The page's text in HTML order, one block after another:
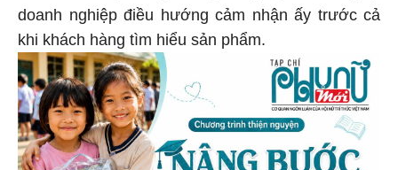
doanh nghiệp điều hướng cảm nhận ấy trước cả
khi khách hàng tìm hiểu sản phẩm.